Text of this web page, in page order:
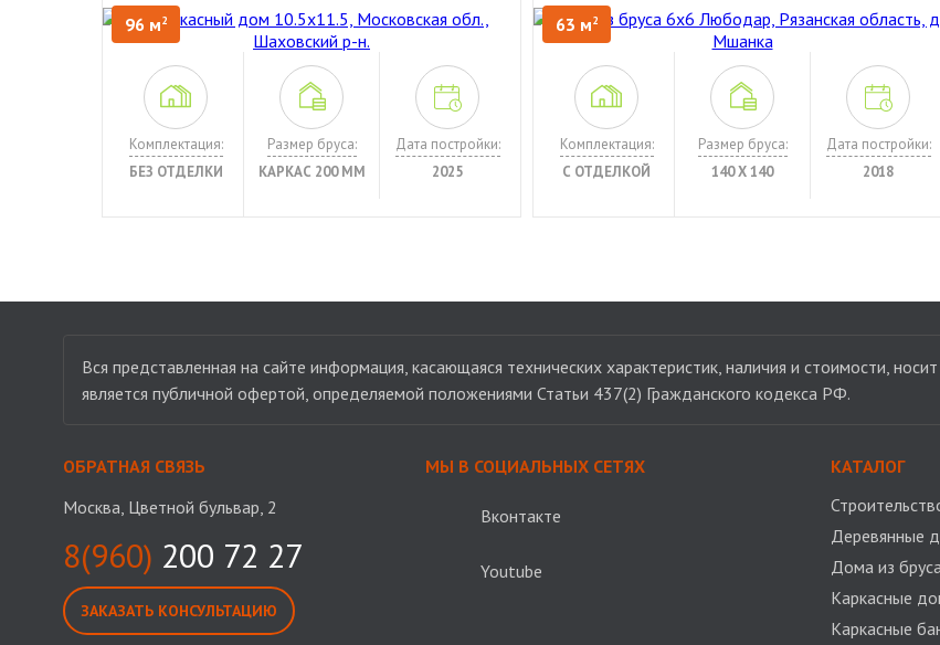
96 м2
Комплектация:
БЕЗ ОТДЕЛКИ
Размер бруса:
КАРКАС 200 ММ
Дата постройки:
2025
63 м2
Комплектация:
С ОТДЕЛКОЙ
Размер бруса:
140 Х 140
Дата постройки:
2018
Вся представленная на сайте информация, касающаяся технических характеристик, наличия и стоимости,
является публичной офертой, определяемой положениями Статьи 437(2) Гражданского кодекса РФ.
ОБРАТНАЯ СВЯЗЬ
Москва, Цветной бульвар, 2
8(960) 200 72 27
ЗАКАЗАТЬ КОНСУЛЬТАЦИЮ
МЫ В СОЦИАЛЬНЫХ СЕТЯХ
Вконтакте
Youtube
КАТАЛОГ
Деревянные
Дома из бруса
Каркасные
Каркасные